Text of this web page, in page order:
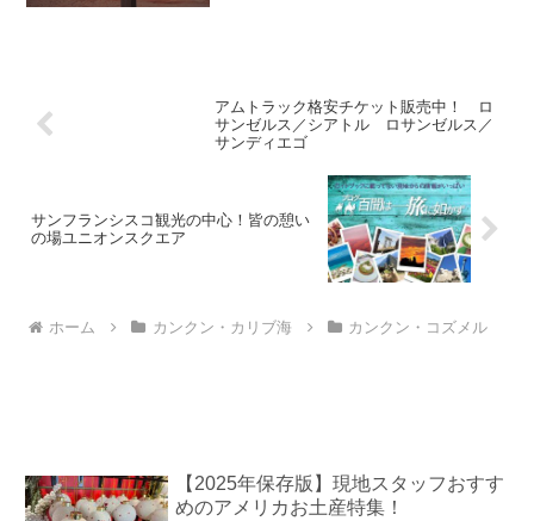
アムトラック格安チケット販売中！ ロ
サンゼルス／シアトル ロサンゼルス／
サンディエゴ
サンフランシスコ観光の中心！皆の憩い
の場ユニオンスクエア
ホーム カンクン・カリブ海 カンクン・コズメル
【2025年保存版】現地スタッフおすす
めのアメリカお土産特集！